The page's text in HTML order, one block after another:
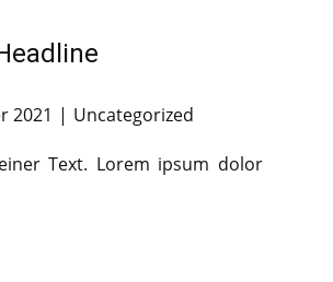
2021 Uncategorized
Text. Lorem ipsum dolor